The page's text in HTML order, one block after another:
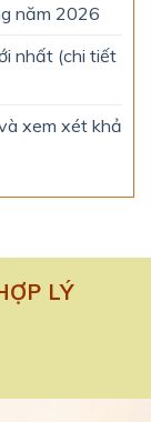
năm 2026
nhất (chi tiết
xem xét khả
LÝ